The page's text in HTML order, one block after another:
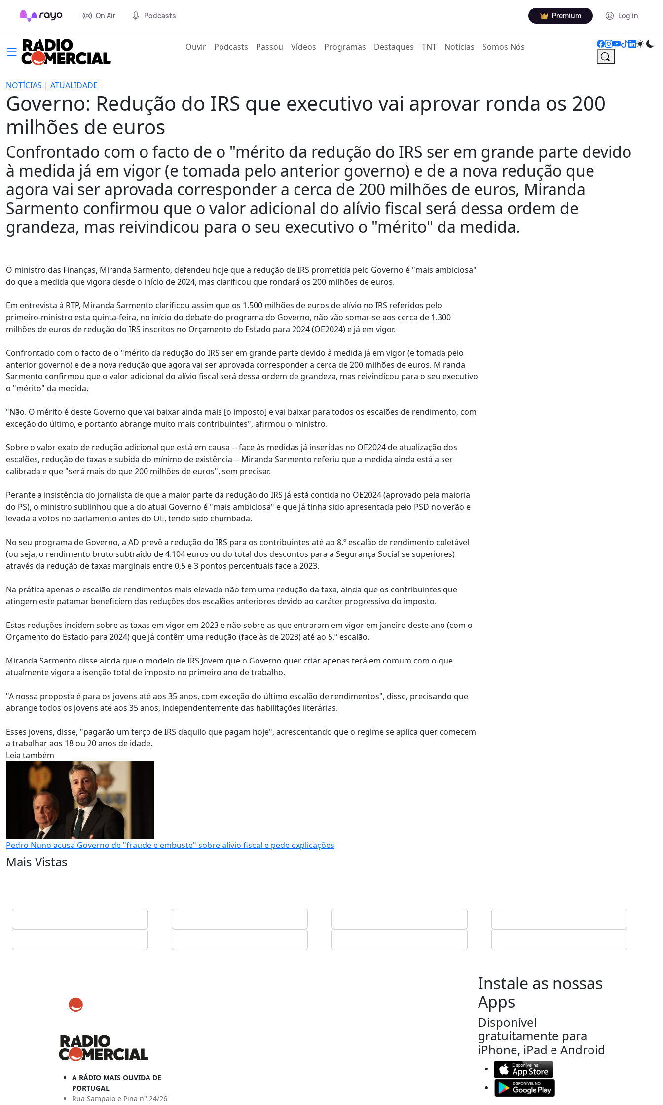
On Air Podcasts Premium Log in
Ouvir(current)
Podcasts Passou Vídeos Programas Destaques TNT Notícias Somos Nós
NOTÍCIAS | ATUALIDADE
Governo: Redução do IRS que executivo vai aprovar ronda os 200
milhões de euros
Confrontado com o facto de o "mérito da redução do IRS ser em grande parte devido
à medida já em vigor (e tomada pelo anterior governo) e de a nova redução que
agora vai ser aprovada corresponder a cerca de 200 milhões de euros, Miranda
Sarmento confirmou que o valor adicional do alívio fiscal será dessa ordem de
grandeza, mas reivindicou para o seu executivo o "mérito" da medida.
O ministro das Finanças, Miranda Sarmento, defendeu hoje que a redução de IRS prometida pelo Governo é "mais ambiciosa"
do que a medida que vigora desde o início de 2024, mas clarificou que rondará os 200 milhões de euros.
Em entrevista à RTP, Miranda Sarmento clarificou assim que os 1.500 milhões de euros de alívio no IRS referidos pelo
primeiro-ministro esta quinta-feira, no início do debate do programa do Governo, não vão somar-se aos cerca de 1.300
milhões de euros de redução do IRS inscritos no Orçamento do Estado para 2024 (OE2024) e já em vigor.
Confrontado com o facto de o "mérito da redução do IRS ser em grande parte devido à medida já em vigor (e tomada pelo
anterior governo) e de a nova redução que agora vai ser aprovada corresponder a cerca de 200 milhões de euros, Miranda
Sarmento confirmou que o valor adicional do alívio fiscal será dessa ordem de grandeza, mas reivindicou para o seu executivo
o "mérito" da medida.
"Não. O mérito é deste Governo que vai baixar ainda mais [o imposto] e vai baixar para todos os escalões de rendimento, com
exceção do último, e portanto abrange muito mais contribuintes", afirmou o ministro.
Sobre o valor exato de redução adicional que está em causa -- face às medidas já inseridas no OE2024 de atualização dos
escalões, redução de taxas e subida do mínimo de existência -- Miranda Sarmento referiu que a medida ainda está a ser
calibrada e que "será mais do que 200 milhões de euros", sem precisar.
Perante a insistência do jornalista de que a maior parte da redução do IRS já está contida no OE2024 (aprovado pela maioria
do PS), o ministro sublinhou que a do atual Governo é "mais ambiciosa" e que já tinha sido apresentada pelo PSD no verão e
levada a votos no parlamento antes do OE, tendo sido chumbada.
No seu programa de Governo, a AD prevê a redução do IRS para os contribuintes até ao 8.º escalão de rendimento coletável
(ou seja, o rendimento bruto subtraído de 4.104 euros ou do total dos descontos para a Segurança Social se superiores)
através da redução de taxas marginais entre 0,5 e 3 pontos percentuais face a 2023.
Na prática apenas o escalão de rendimentos mais elevado não tem uma redução da taxa, ainda que os contribuintes que
atingem este patamar beneficiem das reduções dos escalões anteriores devido ao caráter progressivo do imposto.
Estas reduções incidem sobre as taxas em vigor em 2023 e não sobre as que entraram em vigor em janeiro deste ano (com o
Orçamento do Estado para 2024) que já contêm uma redução (face às de 2023) até ao 5.º escalão.
Miranda Sarmento disse ainda que o modelo de IRS Jovem que o Governo quer criar apenas terá em comum com o que
atualmente vigora a isenção total de imposto no primeiro ano de trabalho.
"A nossa proposta é para os jovens até aos 35 anos, com exceção do último escalão de rendimentos", disse, precisando que
abrange todos os jovens até aos 35 anos, independentemente das habilitações literárias.
Esses jovens, disse, "pagarão um terço de IRS daquilo que pagam hoje", acrescentando que o regime se aplica quer comecem
a trabalhar aos 18 ou 20 anos de idade.
Leia também
Pedro Nuno acusa Governo de "fraude e embuste" sobre alívio fiscal e pede explicações
Mais Vistas
A RÁDIO MAIS OUVIDA DE
PORTUGAL
Rua Sampaio e Pina n° 24/26
Instale as nossas
Apps
Disponível
gratuitamente para
iPhone, iPad e Android